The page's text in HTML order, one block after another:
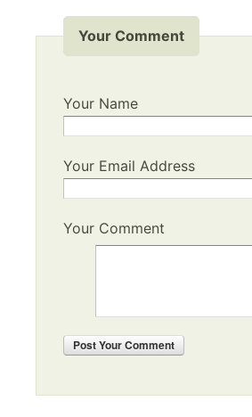
Your Comment
Your Name
Your Email Address
Your Comment
PostYour Comment